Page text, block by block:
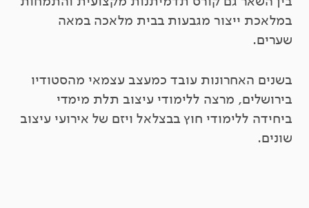
במלאכת ייצור מגבעות בבית מלאכה במאה
שערים.
בשנים האחרונות עובד כמעצב עצמאי מהסטודיו
בירושלים, מרצה ללימודי עיצוב תלת מימדי
ביחידה ללימודי חוץ בבצלאל ויזם של אירועי עיצוב
שונים.